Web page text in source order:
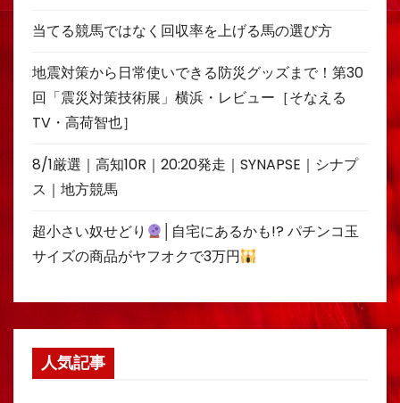
当てる競馬ではなく回収率を上げる馬の選び方
地震対策から日常使いできる防災グッズまで！第30
回「震災対策技術展」横浜・レビュー［そなえる
TV・高荷智也］
8/1厳選｜高知10R｜20:20発走｜SYNAPSE｜シナプ
ス｜地方競馬
超小さい奴せどり
│自宅にあるかも!? パチンコ玉
サイズの商品がヤフオクで3万円
人気記事